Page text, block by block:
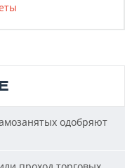
одобряют